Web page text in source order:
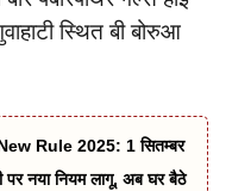
स्थित बी बोरुआ
Rule 2025: 1 सितम्बर
पर नया नियम लागू, अब घर बैठे